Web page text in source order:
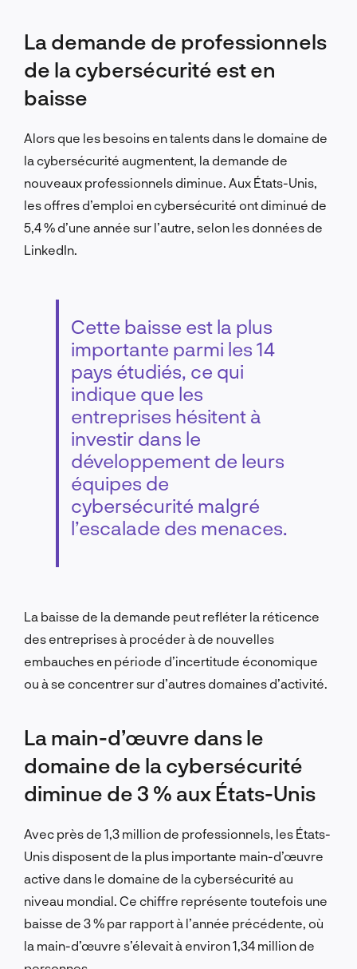
La demande de professionnels
de la cybersécurité est en
baisse
Alors que les besoins en talents dans le domaine de
la cybersécurité augmentent, la demande de
nouveaux professionnels diminue. Aux États-Unis,
les offres d’emploi en cybersécurité ont diminué de
5,4 % d’une année sur l’autre, selon les données de
LinkedIn.
Cette baisse est la plus
importante parmi les 14
pays étudiés, ce qui
indique que les
entreprises hésitent à
investir dans le
développement de leurs
équipes de
cybersécurité malgré
l’escalade des menaces.
La baisse de la demande peut refléter la réticence
des entreprises à procéder à de nouvelles
embauches en période d’incertitude économique
ou à se concentrer sur d’autres domaines d’activité.
La main-d’œuvre dans le
domaine de la cybersécurité
diminue de 3 % aux États-Unis
Avec près de 1,3 million de professionnels, les États-
Unis disposent de la plus importante main-d’œuvre
active dans le domaine de la cybersécurité au
niveau mondial. Ce chiffre représente toutefois une
baisse de 3 % par rapport à l’année précédente, où
la main-d’œuvre s’élevait à environ 1,34 million de